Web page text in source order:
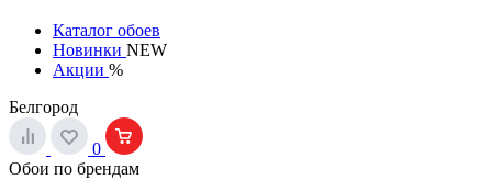
Каталог обоев
Новинки NEW
Акции %
Белгород
0
Обои по брендам